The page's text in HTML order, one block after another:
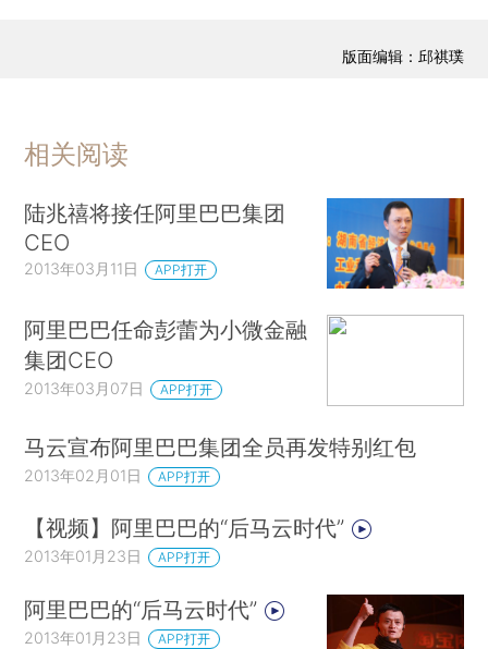
版面编辑：邱祺璞
相关阅读
陆兆禧将接任阿里巴巴集团
CEO
2013年03月11日 APP打开
阿里巴巴任命彭蕾为小微金融
集团CEO
2013年03月07日 APP打开
马云宣布阿里巴巴集团全员再发特别红包
2013年02月01日 APP打开
【视频】阿里巴巴的“后马云时代”
2013年01月23日 APP打开
阿里巴巴的“后马云时代”
2013年01月23日 APP打开